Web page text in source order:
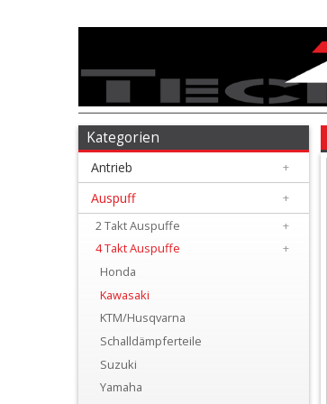
Antrieb
Auspuff
Auspuffe
Auspuffe
Kategorien
Antrieb +
Auspuff
+
2 Takt Auspuffe
+
4 Takt Auspuffe
+
Honda
Kawasaki
KTM/Husqvarna
Schalldämpferteile
Suzuki
Yamaha